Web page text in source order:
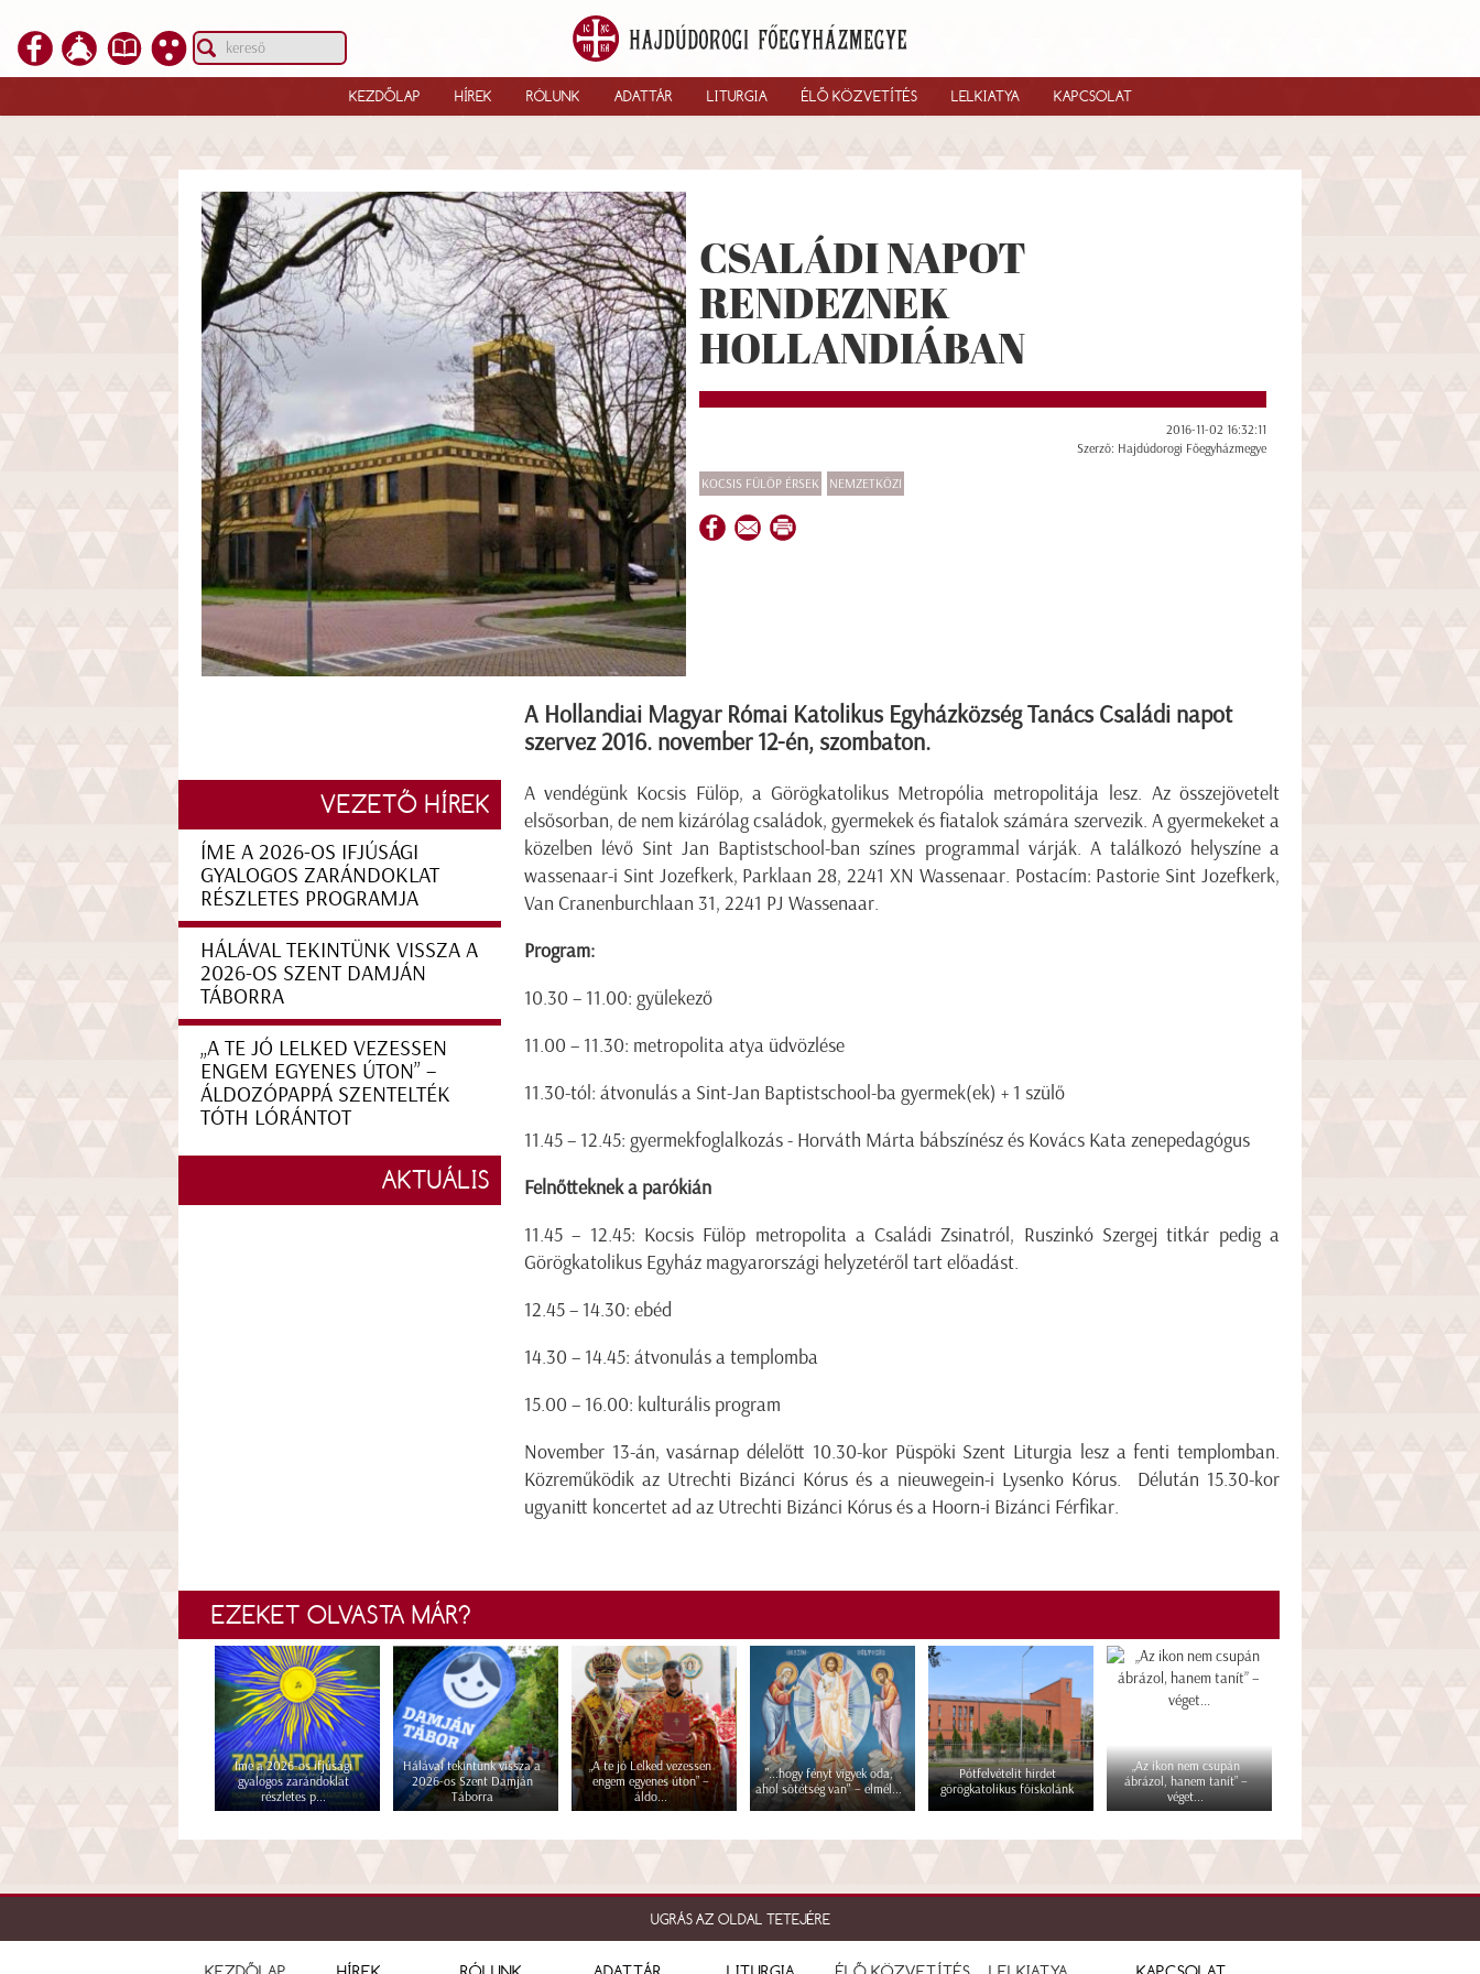
KEZDŐLAP HÍREK RÓLUNK ADATTÁR LITURGIA ÉLŐ KÖZVETÍTÉS LELKIATYA KAPCSOLAT
CSALÁDI NAPOT
RENDEZNEK
HOLLANDIÁBAN
2016-11-02 16:32:11
Szerző: Hajdúdorogi Főegyházmegye
KOCSIS FÜLÖP ÉRSEK NEMZETKÖZI
A Hollandiai Magyar Római Katolikus Egyházközség Tanács Családi napot
szervez 2016. november 12-én, szombaton.
A vendégünk Kocsis Fülöp, a Görögkatolikus Metropólia metropolitája lesz. Az összejövetelt
elsősorban, de nem kizárólag családok, gyermekek és fiatalok számára szervezik. A gyermekeket a
közelben lévő Sint Jan Baptistschool-ban színes programmal várják. A találkozó helyszíne a
wassenaar-i Sint Jozefkerk, Parklaan 28, 2241 XN Wassenaar. Postacím: Pastorie Sint Jozefkerk,
Van Cranenburchlaan 31, 2241 PJ Wassenaar.
Program:
10.30 – 11.00: gyülekező
11.00 – 11.30: metropolita atya üdvözlése
11.30-tól: átvonulás a Sint-Jan Baptistschool-ba gyermek(ek) + 1 szülő
11.45 – 12.45: gyermekfoglalkozás - Horváth Márta bábszínész és Kovács Kata zenepedagógus
Felnőtteknek a parókián
11.45 – 12.45: Kocsis Fülöp metropolita a Családi Zsinatról, Ruszinkó Szergej titkár pedig a
Görögkatolikus Egyház magyarországi helyzetéről tart előadást.
12.45 – 14.30: ebéd
14.30 – 14.45: átvonulás a templomba
15.00 – 16.00: kulturális program
November 13-án, vasárnap délelőtt 10.30-kor Püspöki Szent Liturgia lesz a fenti templomban.
Közreműködik az Utrechti Bizánci Kórus és a nieuwegein-i Lysenko Kórus. Délután 15.30-kor
ugyanitt koncertet ad az Utrechti Bizánci Kórus és a Hoorn-i Bizánci Férfikar.
VEZETŐ HÍREK
ÍME A 2026-OS IFJÚSÁGI
GYALOGOS ZARÁNDOKLAT
RÉSZLETES PROGRAMJA
HÁLÁVAL TEKINTÜNK VISSZA A
2026-OS SZENT DAMJÁN
TÁBORRA
„A TE JÓ LELKED VEZESSEN
ENGEM EGYENES ÚTON” –
ÁLDOZÓPAPPÁ SZENTELTÉK
TÓTH LÓRÁNTOT
AKTUÁLIS
EZEKET OLVASTA MÁR?
Íme a 2026-os ifjúsági
gyalogos zarándoklat
részletes p...
Hálával tekintünk vissza a
2026-os Szent Damján
Táborra
„A te jó Lelked vezessen
engem egyenes úton” –
áldo...
"...hogy fényt vigyek oda,
ahol sötétség van" – elmél...
Pótfelvételit hirdet
görögkatolikus főiskolánk
„Az ikon nem csupán
ábrázol, hanem tanít” –
véget...
UGRÁS AZ OLDAL TETEJÉRE